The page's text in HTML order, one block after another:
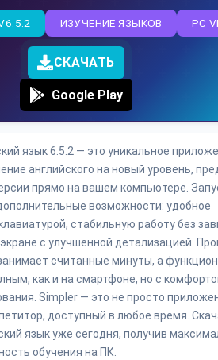
PC
ИЗУЧЕНИЕ ЯЗЫКОВ
СКАЧАТЬ
Google Play
язык 6.5.2 — это уникальное
английского на новый уровень,
прямо на вашем компьютере.
возможности: удобное
стабильную работу без
с улучшенной детализацией.
считанные минуты, а
как и на смартфоне, но с
Simpler — это не просто
доступный в любое время.
язык уже сегодня, получив
обучения на ПК.